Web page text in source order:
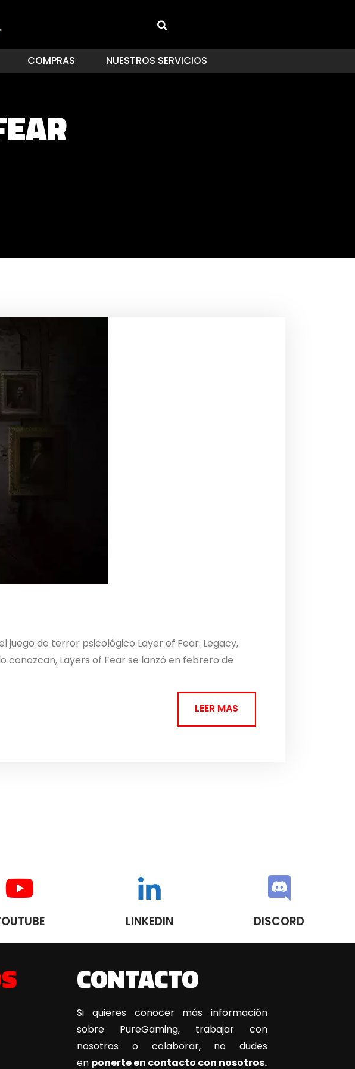
COMPRAS NUESTROS SERVICIOS
juego de terror psicológico Layer of Fear: Legacy,
conozcan, Layers of Fear se lanzó en febrero de
LEER MAS
LINKEDIN DISCORD
CONTACTO
Si quieres conocer más información
sobre PureGaming, trabajar con
nosotros o colaborar, no dudes
en ponerte en contacto con nosotros.